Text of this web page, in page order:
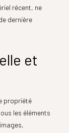
récent, ne
dernière
et
propriété
les éléments